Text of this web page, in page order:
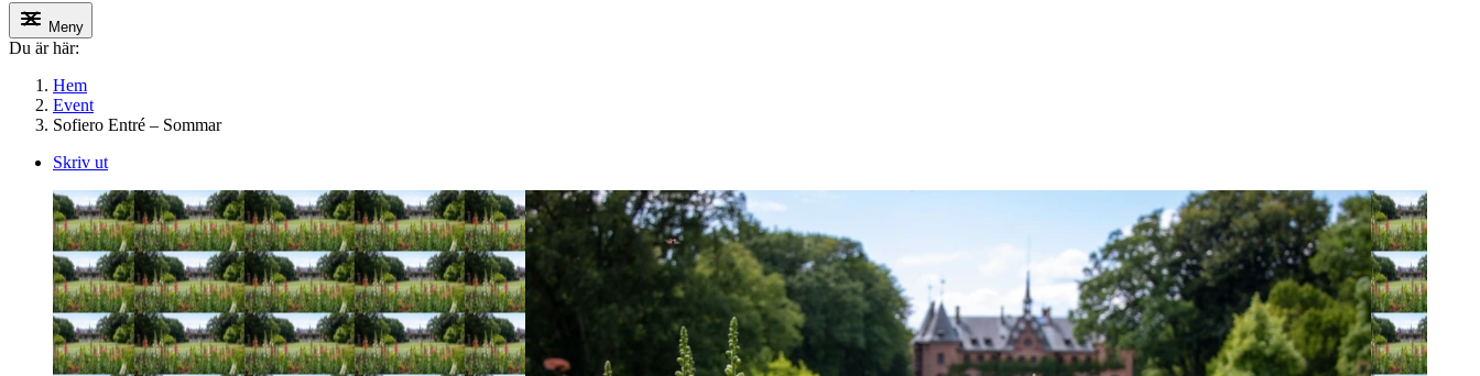
Meny
Du är här:
Hem
Event
Sofiero Entré – Sommar
Skriv ut